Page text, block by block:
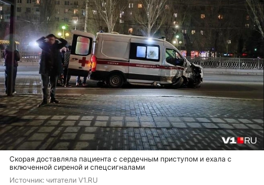
Скорая доставляла пациента с сердечным приступом и ехала с
включенной сиреной и спецсигналами
Источник: читатели V1.RU